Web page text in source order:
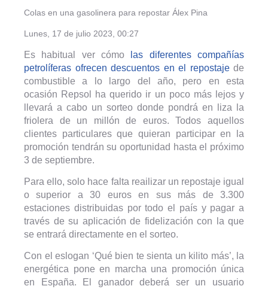
Colas en una gasolinera para repostar Álex Pina
Lunes, 17 de julio 2023, 00:27
Es habitual ver cómo
las diferentes compañías
petrolíferas ofrecen descuentos en el repostajede
combustible a lo largo del año, pero en esta
ocasión Repsol ha querido ir un poco más lejos y
llevará a cabo un sorteo donde pondrá en liza la
friolera de un millón de euros. Todos aquellos
clientes particulares que quieran participar en la
promoción tendrán su oportunidad hasta el próximo
3 de septiembre.
Para ello, solo hace falta reailizar un repostaje igual
o superior a 30 euros en sus más de 3.300
estaciones distribuidas por todo el país y pagar a
través de su aplicación de fidelización con la que
se entrará directamente en el sorteo.
Con el eslogan ‘Qué bien te sienta un kilito más’, la
energética pone en marcha una promoción única
en España. El ganador deberá ser un usuario